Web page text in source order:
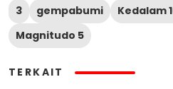
3 gempabumi Kedalam
Magnitudo 5
TERKAIT